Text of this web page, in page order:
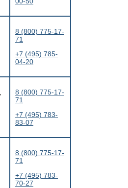
8 (800) 775-17-
71
+7 (495) 785-
04-20
8 (800) 775-17-
71
+7 (495) 783-
83-07
8 (800) 775-17-
71
+7 (495) 783-
70-27